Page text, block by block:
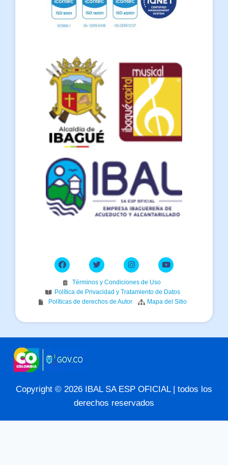
Términos y Condiciones de Uso
Política de Privacidad y Tratamiento de Datos
Políticas de derechos de Autor
Mapa del Sitio
Copyright © 2026 IBAL SA ESP OFICIAL | todos los
derechos reservados